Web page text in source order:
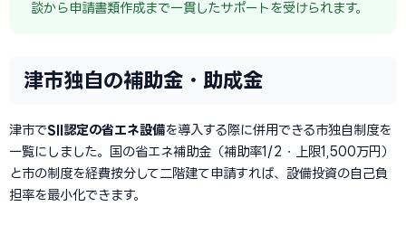
談から申請書類作成まで一貫したサポートを受けられます。
津市独自の補助金・助成金
津市でSII認定の省エネ設備を導入する際に併用できる市独自制度を
一覧にしました。国の省エネ補助金（補助率1/2・上限1,500万円）
と市の制度を経費按分して二階建て申請すれば、設備投資の自己負
担率を最小化できます。